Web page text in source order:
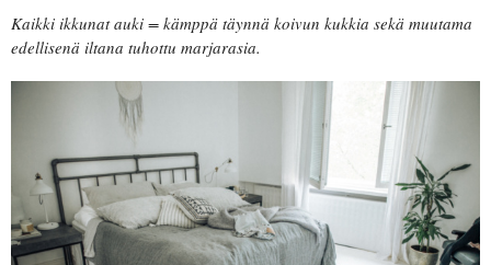
Kaikki ikkunat auki = kämppä täynnä koivun kukkia sekä muutama
edellisenä iltana tuhottu marjarasia.